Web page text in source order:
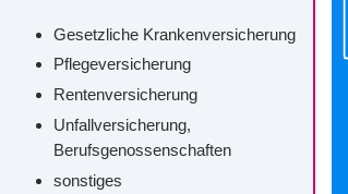
Gesetzliche Krankenversicherung
Pflegeversicherung
Rentenversicherung
Unfallversicherung,
Berufsgenossenschaften
sonstiges